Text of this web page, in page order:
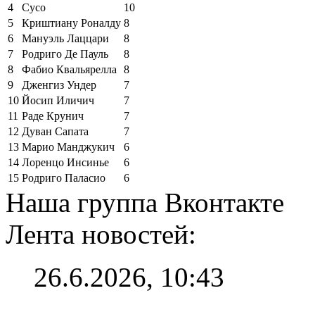
4
Сусо
10
5
Криштиану Роналду 8
6
Мануэль Лаццари
8
7
Родриго Де Пауль
8
8
Фабио Квальярелла
8
9
Дженгиз Ундер
7
10 Йосип Иличич
7
11 Раде Крунич
7
12 Дуван Сапата
7
13 Марио Манджукич
6
14 Лоренцо Инсинье
6
15 Родриго Паласио 6
Наша группа Вконтакте
Лента новостей:
26.6.2026, 10:43